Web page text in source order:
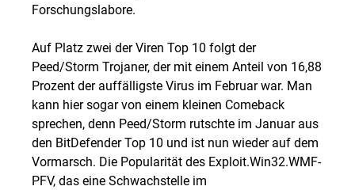
Forschungslabore.
Auf Platz zwei der Viren Top 10 folgt der
Peed/Storm Trojaner, der mit einem Anteil von 16,88
Prozent der auffälligste Virus im Februar war. Man
kann hier sogar von einem kleinen Comeback
sprechen, denn Peed/Storm rutschte im Januar aus
den BitDefender Top 10 und ist nun wieder auf dem
Vormarsch. Die Popularität des Exploit.Win32.WMF-
PFV, das eine Schwachstelle im